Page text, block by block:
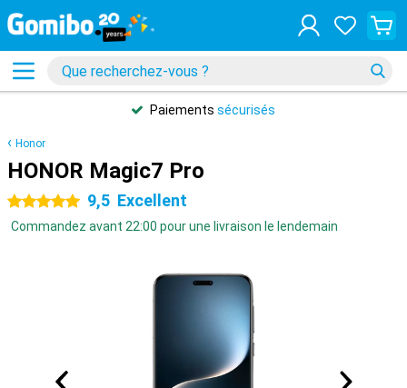
Paiements sécurisés
Honor
HONOR Magic7 Pro
5 étoiles 9,5 Excellent
Commandez avant 22:00 pour une livraison le lendemain